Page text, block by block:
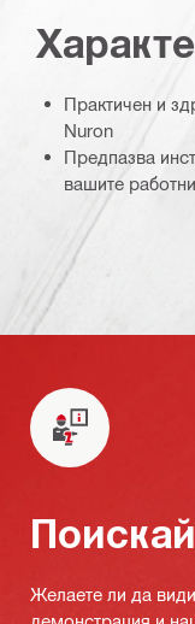
Практичен и
Nuron
Предпазва
вашите
Желаете ли да